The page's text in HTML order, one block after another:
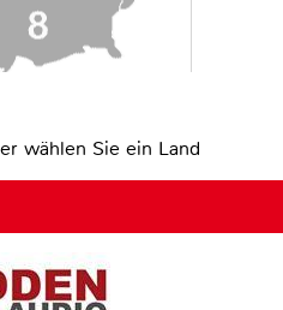
wählen Sie ein Land